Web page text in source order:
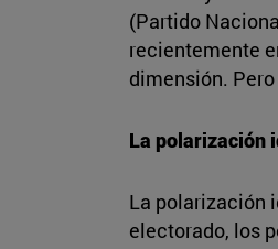
(Partido
recientemente
dimensión.
La polarización
La polarización
electorado, los